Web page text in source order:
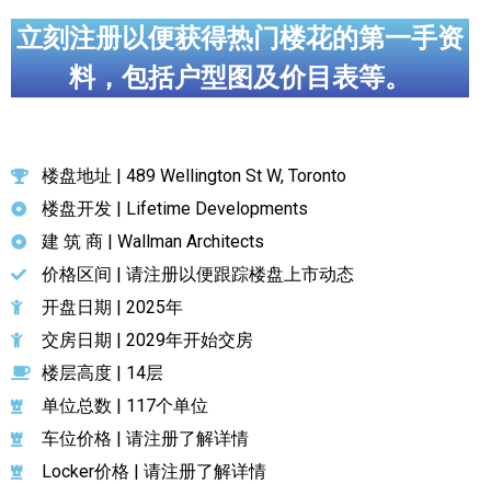
立刻注册以便获得热门楼花的第一手资
料，包括户型图及价目表等。
楼盘地址 | 489 Wellington St W, Toronto
楼盘开发 | Lifetime Developments
建 筑 商 | Wallman Architects
价格区间 | 请注册以便跟踪楼盘上市动态
开盘日期 | 2025年
交房日期 | 2029年开始交房
楼层高度 | 14层
单位总数 | 117个单位
车位价格 | 请注册了解详情
Locker价格 | 请注册了解详情